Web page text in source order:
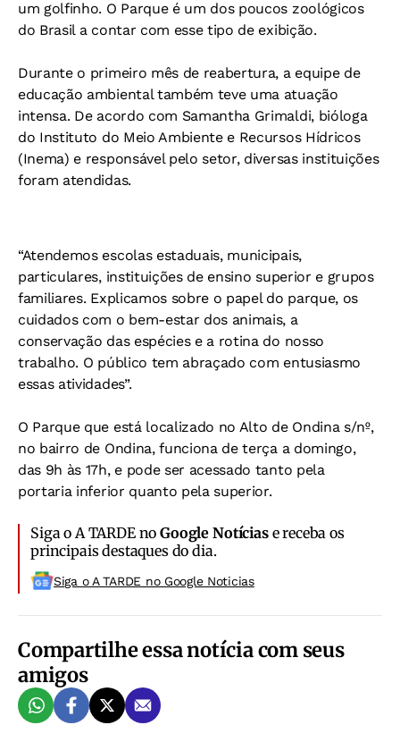
um golfinho. O Parque é um dos poucos zoológicos
do Brasil a contar com esse tipo de exibição.
Durante o primeiro mês de reabertura, a equipe de
educação ambiental também teve uma atuação
intensa. De acordo com Samantha Grimaldi, bióloga
do Instituto do Meio Ambiente e Recursos Hídricos
(Inema) e responsável pelo setor, diversas instituições
foram atendidas.
“Atendemos escolas estaduais, municipais,
particulares, instituições de ensino superior e grupos
familiares. Explicamos sobre o papel do parque, os
cuidados com o bem-estar dos animais, a
conservação das espécies e a rotina do nosso
trabalho. O público tem abraçado com entusiasmo
essas atividades”.
O Parque que está localizado no Alto de Ondina s/nº,
no bairro de Ondina, funciona de terça a domingo,
das 9h às 17h, e pode ser acessado tanto pela
portaria inferior quanto pela superior.
Siga o A TARDE noGoogle Notíciase receba os
principais destaques do dia.
Siga o A TARDE no Google Noticias
Compartilhe essa notícia com seus
amigos